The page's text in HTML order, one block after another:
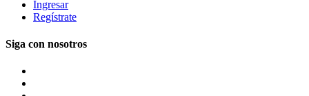
Ingresar
Regístrate
Siga con nosotros